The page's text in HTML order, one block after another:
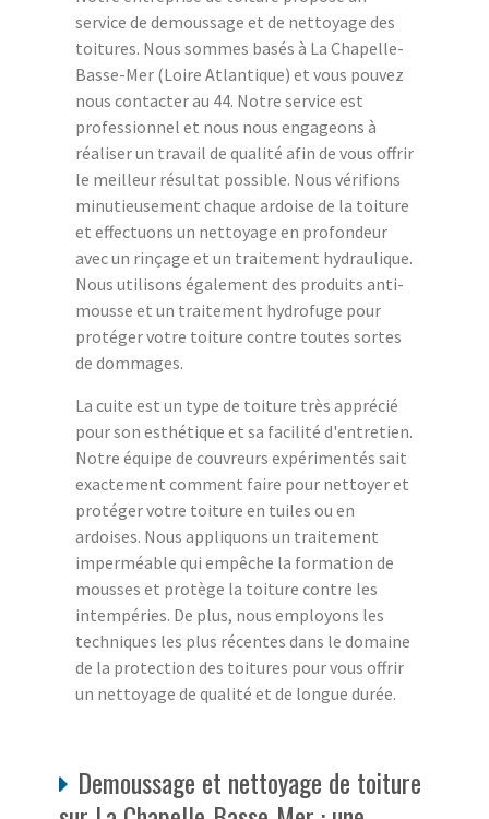
service de demoussage et de nettoyage des
toitures. Nous sommes basés à La Chapelle-
Basse-Mer (Loire Atlantique) et vous pouvez
nous contacter au 44. Notre service est
professionnel et nous nous engageons à
réaliser un travail de qualité afin de vous offrir
le meilleur résultat possible. Nous vérifions
minutieusement chaque ardoise de la toiture
et effectuons un nettoyage en profondeur
avec un rinçage et un traitement hydraulique.
Nous utilisons également des produits anti-
mousse et un traitement hydrofuge pour
protéger votre toiture contre toutes sortes
de dommages.
La cuite est un type de toiture très apprécié
pour son esthétique et sa facilité d'entretien.
Notre équipe de couvreurs expérimentés sait
exactement comment faire pour nettoyer et
protéger votre toiture en tuiles ou en
ardoises. Nous appliquons un traitement
imperméable qui empêche la formation de
mousses et protège la toiture contre les
intempéries. De plus, nous employons les
techniques les plus récentes dans le domaine
de la protection des toitures pour vous offrir
un nettoyage de qualité et de longue durée.
Demoussage et nettoyage de toiture